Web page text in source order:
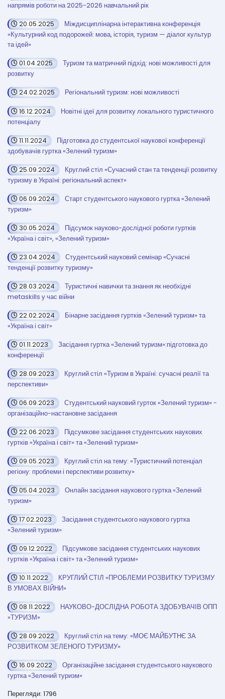
напрямів роботи на 2025-2026 навчальний рік
20.05.2025
Міждисциплінарна інтерактивна конференція
«Культурний код подорожей: мова, історія, туризм — діалог культур
та ідей»
01.04.2025
Туризм та матричний підхід: нові можливості для
розвитку
24.02.2025
Регіональний туризм: нові можливості
16.12.2024
Новітні ідеї для розвитку локального туристичного
потенціалу
11.11.2024
Підготовка до студентської наукової конференції
здобувачів гуртка «Зелений туризм»
25.09.2024
Круглий стіл «Сучасний стан та тенденції розвитку
туризму в Україні: регіональний аспект»
06.09.2024
Старт студентського наукового гуртка «Зелений
туризм»
30.05.2024
Підсумок науково-дослідної роботи гуртків
«Україна і світ», «Зелений туризм»
23.04.2024
Студентський науковий семінар «Сучасні
тенденції розвитку туризму»
28.03.2024
Туристичні навички та знання як необхідні
metaskills у час війни
22.02.2024
Бінарне засідання гуртків «Зелений туризм» та
«Україна і світ»
01.11.2023
Засідання гуртка «Зелений туризм»:підготовка до
конференції
28.09.2023
Круглий стіл «Туризм в Україні: сучасні реалії та
перспективи»
06.09.2023
Студентський науковий гурток «Зелений туризм» -
організаційно-настановне засідання
22.06.2023
Підсумкове засідання студентських наукових
гуртків «Україна і світ» та «Зелений туризм»
09.05.2023
Круглий стіл на тему: «Туристичний потенціал
регіону: проблеми і перспективи розвитку»
05.04.2023
Онлайн засідання наукового гуртка «Зелений
туризм»
17.02.2023
Засідання студентського наукового гуртка
«Зелений туризм»
09.12.2022
Підсумкове засідання студентських наукових
гуртків «Україна і світ» та «Зелений туризм»
10.11.2022
КРУГЛИЙ СТІЛ «ПРОБЛЕМИ РОЗВИТКУ ТУРИЗМУ
В УМОВАХ ВІЙНИ»
08.11.2022
НАУКОВО-ДОСЛІДНА РОБОТА ЗДОБУВАЧІВ ОПП
«ТУРИЗМ»
28.09.2022
Круглий стіл на тему: «МОЄ МАЙБУТНЄ ЗА
РОЗВИТКОМ ЗЕЛЕНОГО ТУРИЗМУ»
16.09.2022
Організаційне засідання студентського наукового
гуртка «Зелений туризм»
Перегляди: 1796